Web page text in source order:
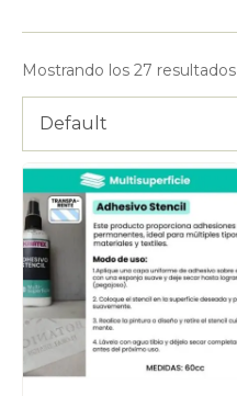
Mostrando los 27 resultados
Default